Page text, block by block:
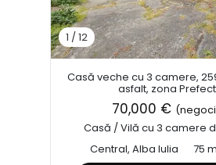
1 / 12
Casă veche cu 3 camere,
asfalt, zona
70,000 €
Casă / Vilă cu 3 camere
Central, Alba Iulia
75